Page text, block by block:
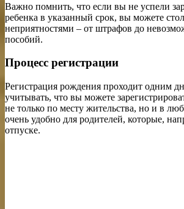
Важно помнить, что если вы не успели
ребенка в указанный срок, вы можете
неприятностями – от штрафов до
пособий.
Процесс регистрации
Регистрация рождения проходит одним
учитывать, что вы можете
не только по месту жительства, но и в
очень удобно для родителей, которые,
отпуске.